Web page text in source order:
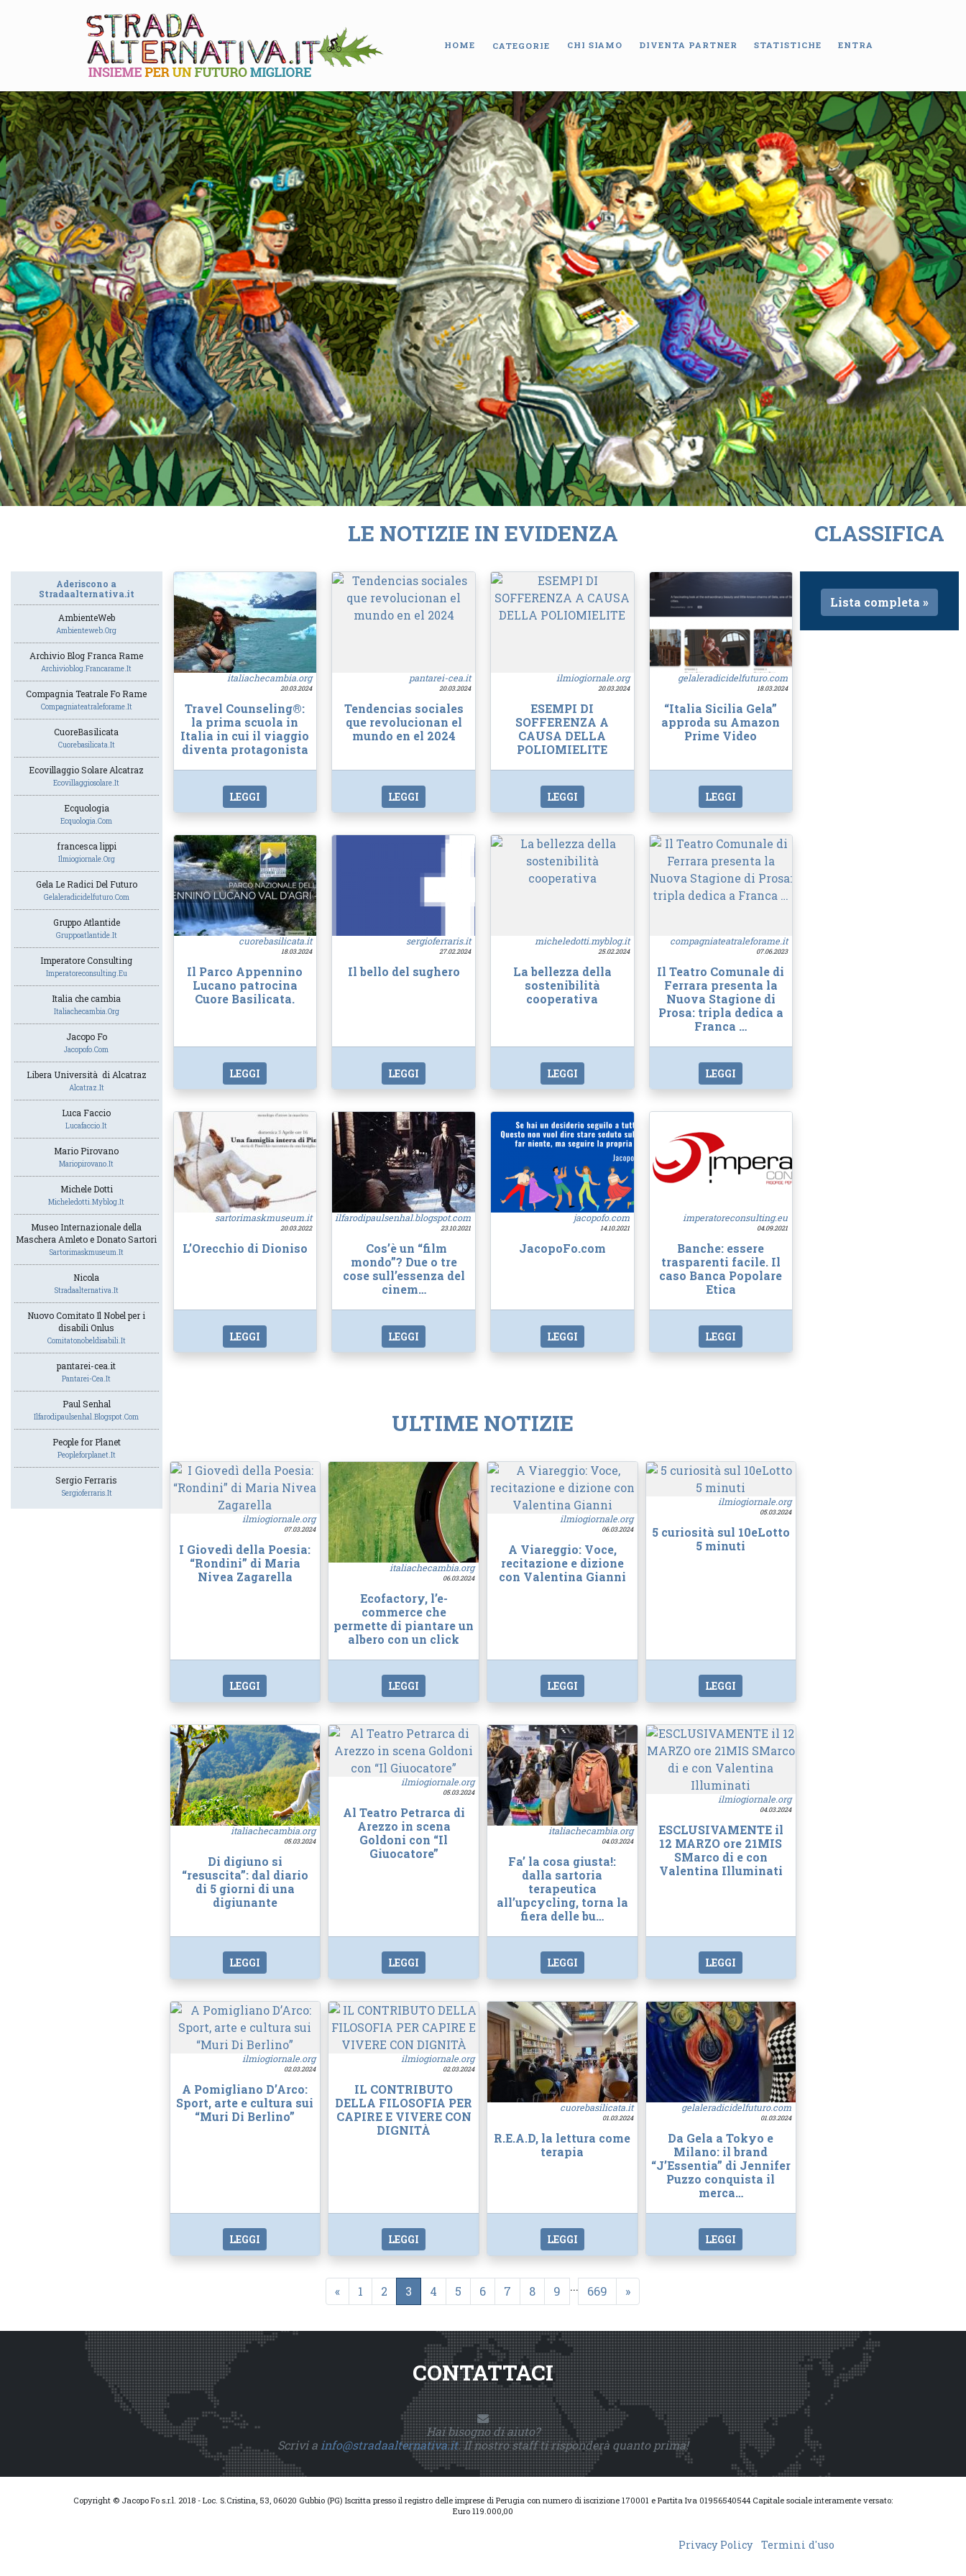
HOME CATEGORIE CHI SIAMO DIVENTA PARTNER STATISTICHE ENTRA
Aderiscono a
Stradaalternativa.it
AmbienteWeb
Ambienteweb.org
Archivio Blog Franca Rame
Archivioblog.francarame.it
Compagnia Teatrale Fo Rame
Compagniateatraleforame.it
CuoreBasilicata
Cuorebasilicata.it
Ecovillaggio Solare Alcatraz
Ecovillaggiosolare.it
Ecquologia
Ecquologia.com
francesca lippi
Ilmiogiornale.org
Gela Le Radici Del Futuro
Gelaleradicidelfuturo.com
Gruppo Atlantide
Gruppoatlantide.it
Imperatore Consulting
Imperatoreconsulting.eu
Italia che cambia
Italiachecambia.org
Jacopo Fo
Jacopofo.com
Libera Università di Alcatraz
Alcatraz.it
Luca Faccio
Lucafaccio.it
Mario Pirovano
Mariopirovano.it
Michele Dotti
Micheledotti.myblog.it
Museo Internazionale della
Maschera Amleto e Donato Sartori
Sartorimaskmuseum.it
Nicola
Stradaalternativa.it
Nuovo Comitato Il Nobel per i
disabili Onlus
Comitatonobeldisabili.it
pantarei-cea.it
Pantarei-Cea.it
Paul Senhal
Ilfarodipaulsenhal.blogspot.com
People for Planet
Peopleforplanet.it
Sergio Ferraris
Sergioferraris.it
LE NOTIZIE IN EVIDENZA
italiachecambia.org
20.03.2024
Travel Counseling®:
la prima scuola in
Italia in cui il viaggio
diventa protagonista
LEGGI
pantarei-cea.it
20.03.2024
Tendencias sociales
que revolucionan el
mundo en el 2024
LEGGI
ilmiogiornale.org
20.03.2024
ESEMPI DI
SOFFERENZA A
CAUSA DELLA
POLIOMIELITE
LEGGI
gelaleradicidelfuturo.com
18.03.2024
“Italia Sicilia Gela”
approda su Amazon
Prime Video
LEGGI
cuorebasilicata.it
18.03.2024
Il Parco Appennino
Lucano patrocina
Cuore Basilicata.
LEGGI
sergioferraris.it
27.02.2024
Il bello del sughero
LEGGI
micheledotti.myblog.it
25.02.2024
La bellezza della
sostenibilità
cooperativa
LEGGI
compagniateatraleforame.it
07.06.2023
Il Teatro Comunale di
Ferrara presenta la
Nuova Stagione di
Prosa: tripla dedica a
Franca …
LEGGI
sartorimaskmuseum.it
20.03.2022
L’Orecchio di Dioniso
LEGGI
ilfarodipaulsenhal.blogspot.com
23.10.2021
Cos’è un “film
mondo”? Due o tre
cose sull’essenza del
cinem…
LEGGI
jacopofo.com
14.10.2021
JacopoFo.com
LEGGI
imperatoreconsulting.eu
04.09.2021
Banche: essere
trasparenti facile. Il
caso Banca Popolare
Etica
LEGGI
ULTIME NOTIZIE
ilmiogiornale.org
07.03.2024
I Giovedì della Poesia:
“Rondini” di Maria
Nivea Zagarella
LEGGI
italiachecambia.org
06.03.2024
Ecofactory, l’e-
commerce che
permette di piantare un
albero con un click
LEGGI
ilmiogiornale.org
06.03.2024
A Viareggio: Voce,
recitazione e dizione
con Valentina Gianni
LEGGI
ilmiogiornale.org
05.03.2024
5 curiosità sul 10eLotto
5 minuti
LEGGI
italiachecambia.org
05.03.2024
Di digiuno si
“resuscita”: dal diario
di 5 giorni di una
digiunante
LEGGI
ilmiogiornale.org
05.03.2024
Al Teatro Petrarca di
Arezzo in scena
Goldoni con “Il
Giuocatore”
LEGGI
italiachecambia.org
04.03.2024
Fa’ la cosa giusta!:
dalla sartoria
terapeutica
all’upcycling, torna la
fiera delle bu…
LEGGI
ilmiogiornale.org
04.03.2024
ESCLUSIVAMENTE il
12 MARZO ore 21MIS
SMarco di e con
Valentina Illuminati
LEGGI
ilmiogiornale.org
02.03.2024
A Pomigliano D’Arco:
Sport, arte e cultura sui
“Muri Di Berlino”
LEGGI
ilmiogiornale.org
02.03.2024
IL CONTRIBUTO
DELLA FILOSOFIA PER
CAPIRE E VIVERE CON
DIGNITÀ
LEGGI
cuorebasilicata.it
01.03.2024
R.E.A.D, la lettura come
terapia
LEGGI
gelaleradicidelfuturo.com
01.03.2024
Da Gela a Tokyo e
Milano: il brand
“J’Essentia” di Jennifer
Puzzo conquista il
merca…
LEGGI
« 1 2 3 4 5 6 7 8 9 ... 669 »
CLASSIFICA
Lista completa »
CONTATTACI
Hai bisogno di aiuto?
Scrivi a info@stradaalternativa.it. Il nostro staff ti risponderà quanto prima!
Copyright © Jacopo Fo s.r.l. 2018 - Loc. S.Cristina, 53, 06020 Gubbio (PG) Iscritta presso il registro delle imprese di Perugia con numero di iscrizione 170001 e Partita Iva 01956540544 Capitale sociale interamente versato:
Euro 119.000,00
Privacy Policy Termini d'uso